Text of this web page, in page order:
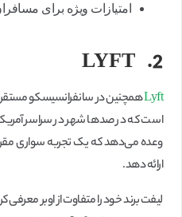
امتیازات ویژه برای
2.
LYFT
Lyftهمچنین در سانفرانسیسکو
است که در صدها شهر در سراسر
وعده می‌دهد که یک تجربه سواری
ارائه دهد.
لیفت برند خود را متفاوت از اوبر